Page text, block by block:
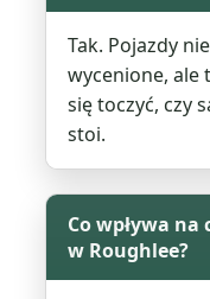
Tak. Pojazdy
wycenione, ale
się toczyć, czy
stoi.
Co wpływa na
w Roughlee?